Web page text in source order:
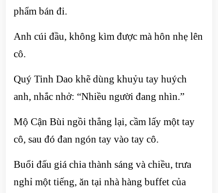
phẩm bán đi.
Anh cúi đầu, không kìm được mà hôn nhẹ lên
cô.
Quý Tinh Dao khẽ dùng khuỷu tay huých
anh, nhắc nhở: “Nhiều người đang nhìn.”
Mộ Cận Bùi ngồi thẳng lại, cầm lấy một tay
cô, sau đó đan ngón tay vào tay cô.
Buổi đấu giá chia thành sáng và chiều, trưa
nghỉ một tiếng, ăn tại nhà hàng buffet của